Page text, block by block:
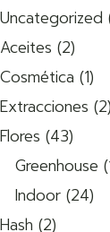
Uncategorized
Aceites 22
Cosmética 11
Extracciones 22
Flores 4343
Greenhouse
Indoor 2424
Hash 22